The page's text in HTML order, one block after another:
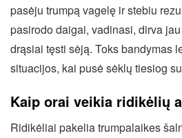
pasėju trumpą vagelę ir stebiu
pasirodo daigai, vadinasi, dirva
drąsiai tęsti sėją. Toks bandymas
situacijos, kai pusė sėklų tiesiog
Kaip orai veikia ridikėlių
Ridikėliai pakelia trumpalaikes